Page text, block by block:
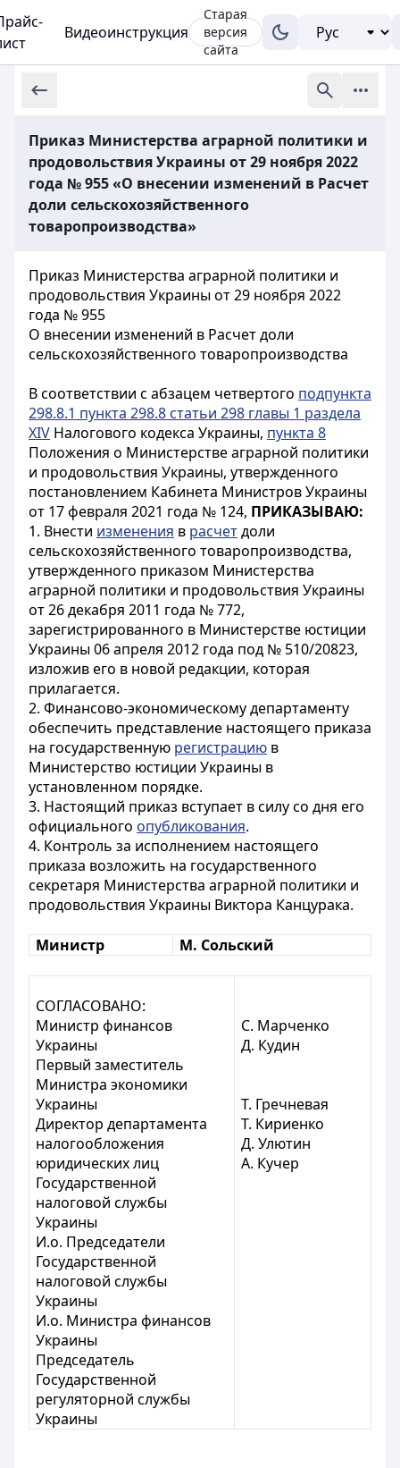
Видеоинструкция
Старая
версия
сайта
Приказ Министерства аграрной политики и
продовольствия Украины от 29 ноября 2022
года № 955 «О внесении изменений в Расчет
доли сельскохозяйственного
товаропроизводства»
Приказ Министерства аграрной политики и
продовольствия Украины от 29 ноября 2022
года № 955
О внесении изменений в Расчет доли
сельскохозяйственного товаропроизводства
В соответствии с абзацем четвертого подпункта
298.8.1 пункта 298.8 статьи 298 главы 1 раздела
XIV Налогового кодекса Украины, пункта 8
Положения о Министерстве аграрной политики
и продовольствия Украины, утвержденного
постановлением Кабинета Министров Украины
от 17 февраля 2021 года № 124, ПРИКАЗЫВАЮ:
1. Внести изменения в расчетдоли
сельскохозяйственного товаропроизводства,
утвержденного приказом Министерства
аграрной политики и продовольствия Украины
от 26 декабря 2011 года № 772,
зарегистрированного в Министерстве юстиции
Украины 06 апреля 2012 года под № 510/20823,
изложив его в новой редакции, которая
прилагается.
2. Финансово-экономическому департаменту
обеспечить представление настоящего приказа
на государственную регистрацию в
Министерство юстиции Украины в
установленном порядке.
3. Настоящий приказ вступает в силу со дня его
официального опубликования.
4. Контроль за исполнением настоящего
приказа возложить на государственного
секретаря Министерства аграрной политики и
продовольствия Украины Виктора Канцурака.
Министр М. Сольский
СОГЛАСОВАНО:
Министр финансов
Украины
Первый заместитель
Министра экономики
Украины
Директор департамента
налогообложения
юридических лиц
Государственной
налоговой службы
Украины
И.о. Председатели
Государственной
налоговой службы
Украины
И.о. Министра финансов
Украины
Председатель
Государственной
регуляторной службы
Украины
С. Марченко
Д. Кудин
Т. Гречневая
Т. Кириенко
Д. Улютин
А. Кучер